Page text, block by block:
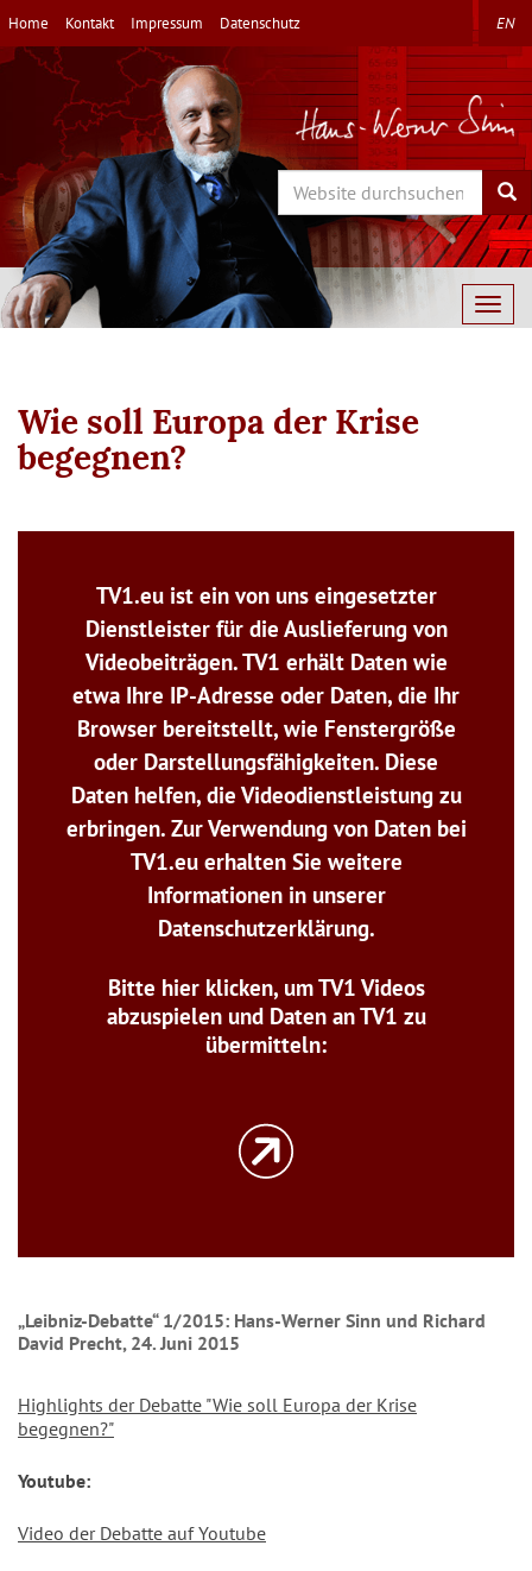
Direkt
zum
Inhalt
Home Kontakt Impressum Datenschutz EN
Search
Wie soll Europa der Krise
begegnen?
TV1.eu ist ein von uns eingesetzter
Dienstleister für die Auslieferung von
Videobeiträgen. TV1 erhält Daten wie
etwa Ihre IP-Adresse oder Daten, die Ihr
Browser bereitstellt, wie Fenstergröße
oder Darstellungsfähigkeiten. Diese
Daten helfen, die Videodienstleistung zu
erbringen. Zur Verwendung von Daten bei
TV1.eu erhalten Sie weitere
Informationen in unserer
Datenschutzerklärung.
Bitte hier klicken, um TV1 Videos
abzuspielen und Daten an TV1 zu
übermitteln:
„Leibniz-Debatte“ 1/2015: Hans-Werner Sinn und Richard
David Precht, 24. Juni 2015
Highlights der Debatte "Wie soll Europa der Krise
begegnen?"
Youtube:
Video der Debatte auf Youtube